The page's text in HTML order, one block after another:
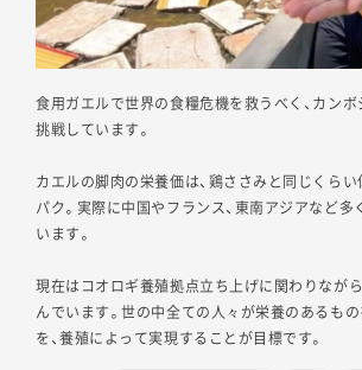
食用ガエルで世界の食糧危機を救うべく、カン
挑戦しています。
カエルの脚肉の栄養価は、鶏ささみと同じくら
パク。実際に中国やフランス、東南アジアなど多
います。
現在はコオロギ養殖拠点立ち上げに関わりなが
んでいます。世の中全ての人々が栄養のあるも
を、養殖によって実現することが目標です。